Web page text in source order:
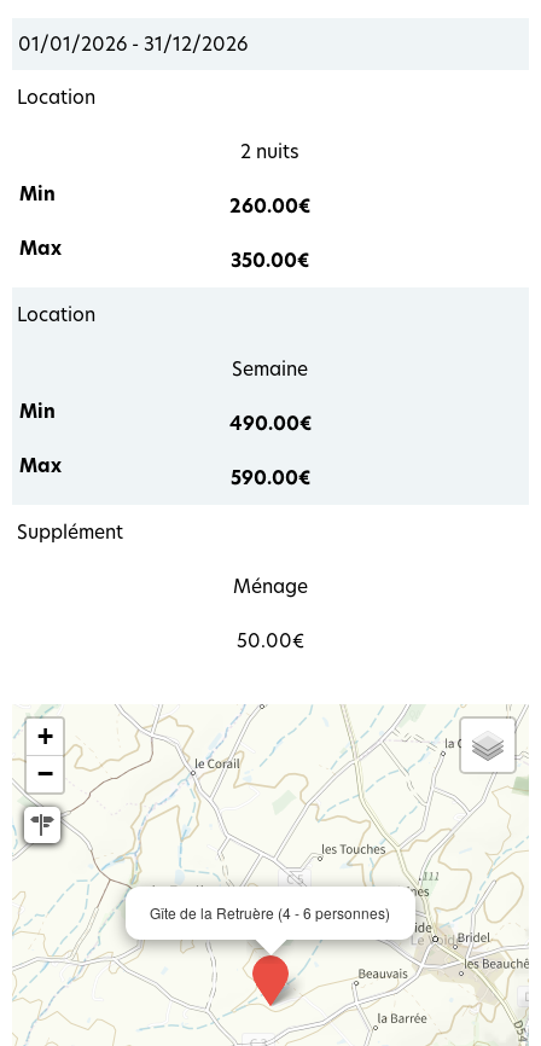
01/01/2026 - 31/12/2026
Location
2 nuits
260.00€
350.00€
Location
Semaine
490.00€
590.00€
Supplément
Ménage
50.00€
Gîte de la Retruère (4 - 6 personnes)
+
−